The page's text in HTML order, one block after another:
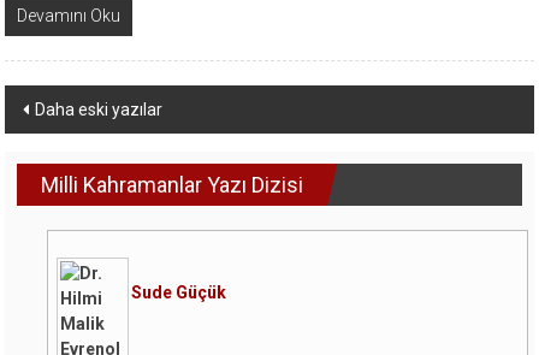
Devamını Oku
Yazı
Daha eski yazılar
Milli Kahramanlar Yazı Dizisi
Sude Güçük